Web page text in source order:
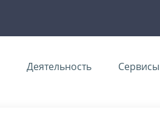
Деятельность Сервисы